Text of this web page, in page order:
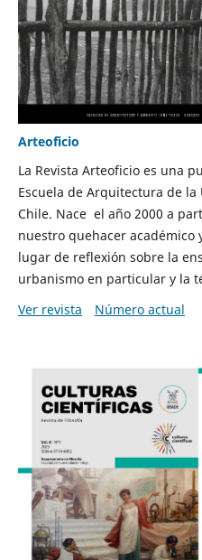
Arteoficio
La Revista Arteoficio es una
Escuela de Arquitectura de
Chile. Nace el año 2000 a
nuestro quehacer
lugar de reflexión sobre la
urbanismo en particular y la
Ver revista
Número actual